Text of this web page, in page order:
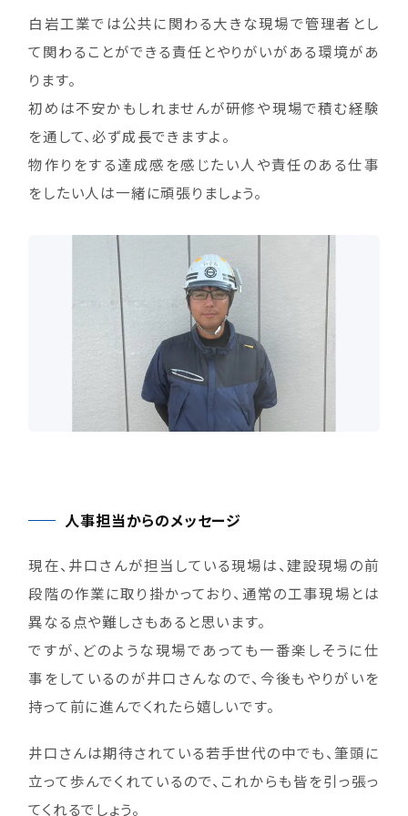
白岩工業では公共に関わる大きな現場で管理者とし
て関わることができる責任とやりがいがある環境があ
ります。
初めは不安かもしれませんが研修や現場で積む経験
を通して、必ず成長できますよ。
物作りをする達成感を感じたい人や責任のある仕事
をしたい人は一緒に頑張りましょう。
人事担当からのメッセージ
現在、井口さんが担当している現場は、建設現場の前
段階の作業に取り掛かっており、通常の工事現場とは
異なる点や難しさもあると思います。
ですが、どのような現場であっても一番楽しそうに仕
事をしているのが井口さんなので、今後もやりがいを
持って前に進んでくれたら嬉しいです。
井口さんは期待されている若手世代の中でも、筆頭に
立って歩んでくれているので、これからも皆を引っ張っ
てくれるでしょう。